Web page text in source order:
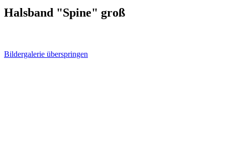
Halsband "Spine" groß
Bildergalerie überspringen